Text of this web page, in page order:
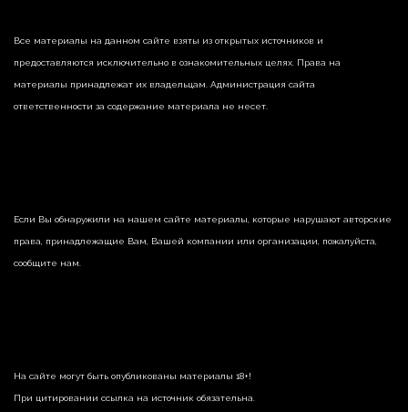
Все материалы на данном сайте взяты из открытых источников и
предоставляются исключительно в ознакомительных целях. Права на
материалы принадлежат их владельцам. Администрация сайта
ответственности за содержание материала не несет.
Если Вы обнаружили на нашем сайте материалы, которые нарушают авторские
права, принадлежащие Вам, Вашей компании или организации, пожалуйста,
сообщите нам.
На сайте могут быть опубликованы материалы 18+!
При цитировании ссылка на источник обязательна.